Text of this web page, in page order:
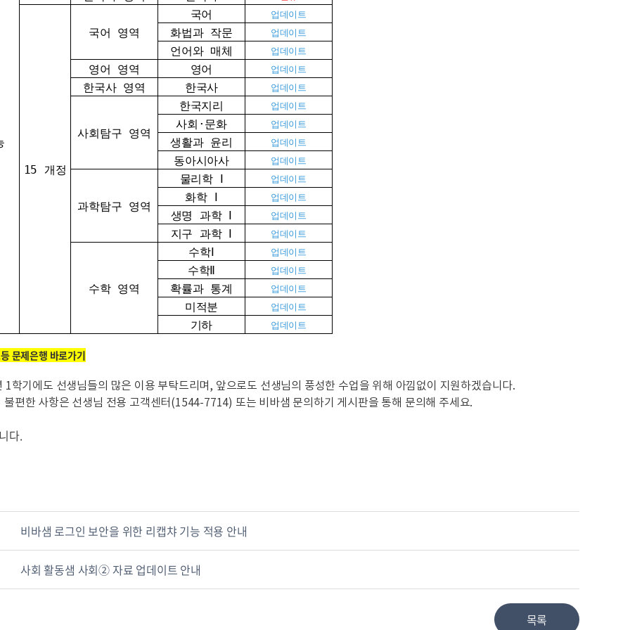
15 개정
국어 영역
국어 업데이트
화법과 작문 업데이트
언어와 매체 업데이트
영어 영역 영어 업데이트
한국사 영역 한국사 업데이트
사회탐구 영역
한국지리 업데이트
사회·문화 업데이트
생활과 윤리 업데이트
동아시아사 업데이트
과학탐구 영역
물리학 Ⅰ 업데이트
화학 Ⅰ 업데이트
생명 과학 Ⅰ 업데이트
지구 과학 Ⅰ 업데이트
수학 영역
수학Ⅰ 업데이트
수학Ⅱ 업데이트
확률과 통계 업데이트
미적분 업데이트
기하 업데이트
문제은행 바로가기
1학기에도 선생님들의 많은 이용 부탁드리며, 앞으로도 선생님의 풍성한 수업을 위해 아낌없이 지원하겠습니다.
불편한 사항은 선생님 전용 고객센터(1544-7714) 또는 비바샘 문의하기 게시판을 통해 문의해 주세요.
다.
비바샘 로그인 보안을 위한 리캡챠 기능 적용 안내
사회 활동샘 사회② 자료 업데이트 안내
목록